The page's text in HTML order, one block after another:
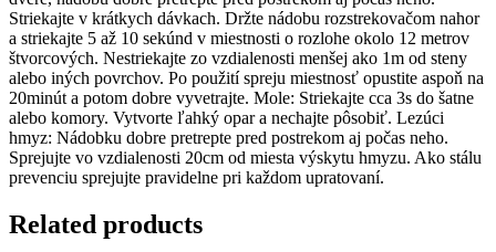
Striekajte v krátkych dávkach. Držte nádobu rozstrekovačom nahor
a striekajte 5 až 10 sekúnd v miestnosti o rozlohe okolo 12 metrov
štvorcových. Nestriekajte zo vzdialenosti menšej ako 1m od steny
alebo iných povrchov. Po použití spreju miestnosť opustite aspoň na
20minút a potom dobre vyvetrajte. Mole: Striekajte cca 3s do šatne
alebo komory. Vytvorte ľahký opar a nechajte pôsobiť. Lezúci
hmyz: Nádobku dobre pretrepte pred postrekom aj počas neho.
Sprejujte vo vzdialenosti 20cm od miesta výskytu hmyzu. Ako stálu
prevenciu sprejujte pravidelne pri každom upratovaní.
Related products